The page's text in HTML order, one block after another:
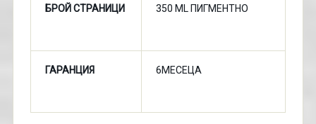
БРОЙ СТРАНИЦИ 350 ML ПИГМЕНТНО
ГАРАНЦИЯ 6МЕСЕЦА